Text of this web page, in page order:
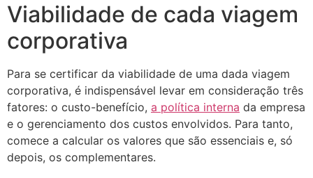
Viabilidade de cada viagem
corporativa
Para se certificar da viabilidade de uma dada viagem
corporativa, é indispensável levar em consideração três
fatores: o custo-benefício, a política interna da empresa
e o gerenciamento dos custos envolvidos. Para tanto,
comece a calcular os valores que são essenciais e, só
depois, os complementares.